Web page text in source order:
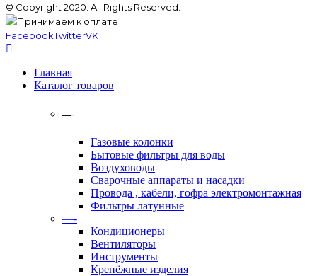
© Copyright 2020. All Rights Reserved.
FacebookTwitterVK
Главная
Каталог товаров
—-
Газовые колонки
Бытовые фильтры для воды
Воздуховоды
Сварочные аппараты и насадки
Провода , кабели, гофра электромонтажная
Фильтры латунные
—-
Кондиционеры
Вентиляторы
Инструменты
Крепёжные изделия